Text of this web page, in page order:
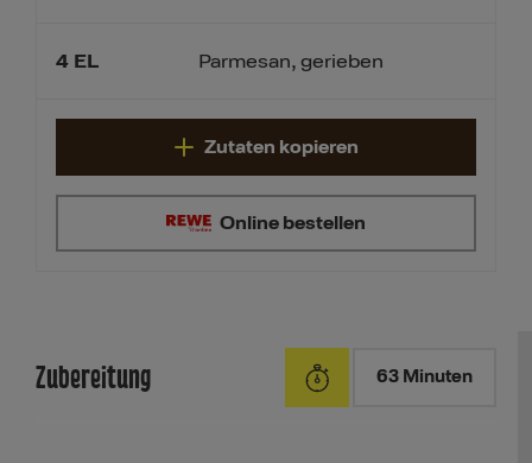
4 EL Parmesan, gerieben
Online bestellen
Zutaten kopieren
Zubereitung 63 Minuten